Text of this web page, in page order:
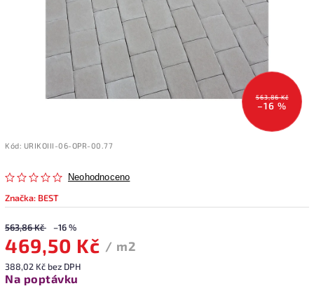
563,86 Kč
–16 %
Kód: URIKOIII-06-OPR-00.77
Neohodnoceno
Značka: BEST
563,86 Kč –16 %
469,50 Kč / m2
388,02 Kč bez DPH
Na poptávku